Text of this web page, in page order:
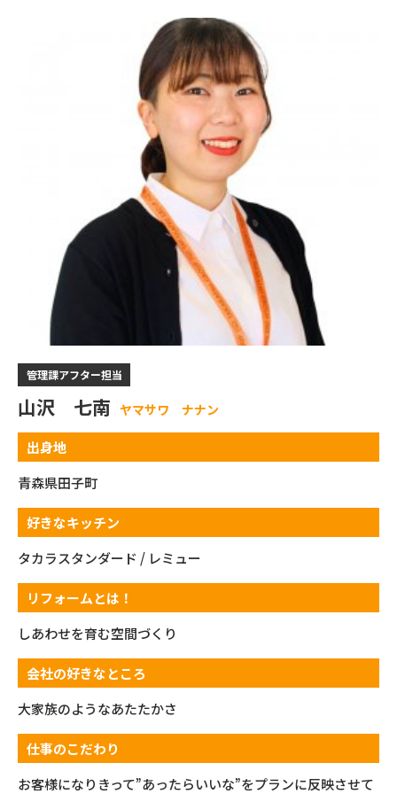
管理課アフター担当
山沢 七南 ヤマサワ ナナン
出身地
青森県田子町
好きなキッチン
タカラスタンダード / レミュー
リフォームとは！
しあわせを育む空間づくり
会社の好きなところ
大家族のようなあたたかさ
仕事のこだわり
お客様になりきって”あったらいいな”をプランに反映させて